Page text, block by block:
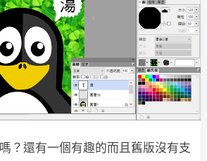
？還有一個有趣的而且舊版沒有支